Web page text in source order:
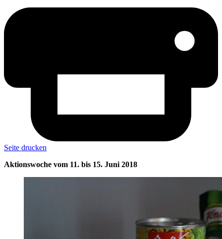
Seite drucken
Aktionswoche vom 11. bis 15. Juni 2018